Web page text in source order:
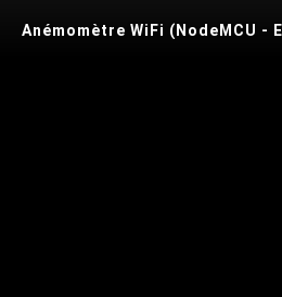
Anémomètre WiFi (NodeMCU -